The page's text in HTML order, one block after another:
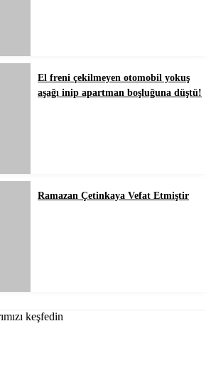
El freni çekilmeyen otomobil yokuş
aşağı inip apartman boşluğuna düştü!
Ramazan Çetinkaya Vefat Etmiştir
keşfedin